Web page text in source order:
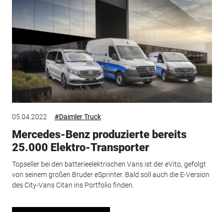
05.04.2022 #Daimler Truck
Mercedes-Benz produzierte bereits
25.000 Elektro-Transporter
Topseller bei den batterieelektrischen Vans ist der eVito, gefolgt
von seinem großen Bruder eSprinter. Bald soll auch die E-Version
des City-Vans Citan ins Portfolio finden.